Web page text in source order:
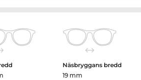
Näsbryggans bredd
19 mm